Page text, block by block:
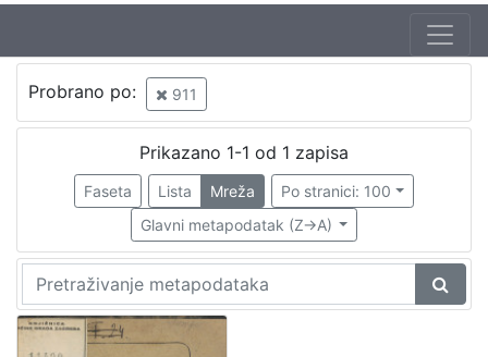
Probrano po: 911
Prikazano 1-1 od 1 zapisa
Faseta Lista Mreža
Po stranici: 100
Glavni metapodatak (Z->A)